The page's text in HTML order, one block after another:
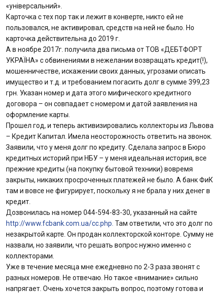
«універсальний».
Карточка с тех пор так и лежит в конверте, никто ей не
пользовался, не активировал, средств на ней не было. Но
карточка действительна до 2019 г.
А в ноябре 2017г. получила два письма от ТОВ «ДЕБТФОРТ
УКРАЇНА» с обвинениями в нежелании возвращать кредит(!),
мошенничестве, искажении своих данных, угрозами описать
имущество и т.д. и требованием погасить долг в сумме 399,23
грн. Указан номер и дата этого мифического кредитного
договора – он совпадает с номером и датой заявления на
оформление карты.
Прошел год, и теперь активизировались коллекторы из Львова
– Кредит Капитал. Имела неосторожность ответить на звонок.
Заявили, что у меня долг по кредиту. Сделала запрос в Бюро
кредитных историй при НБУ – у меня идеальная история, все
прежние кредиты (на покупку бытовой техники) вовремя
закрыты, никаких просроченных платежей не было. А банк ФиК
там и вовсе не фигурирует, поскольку я не брала у них денег в
кредит.
Дозвонилась на номер 044-594-83-30, указанный на сайте
http://www.fcbank.com.ua/cc.php. Там ответили, что это долг по
незакрытой карте. Он продан коллекторской конторе. Сумму не
назвали, но заявили, что решать вопрос нужно именно с
коллекторами.
Уже в течение месяца мне ежедневно по 2-3 раза звонят с
разных номеров. Не отвечаю. Но такое «внимание» сильно
напрягает. Очень хочется закрыть вопрос, поэтому готова и